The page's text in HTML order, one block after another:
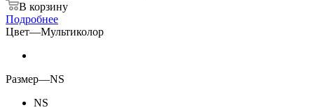
В корзину
Подробнее
Цвет—Мультиколор
Размер—NS
NS